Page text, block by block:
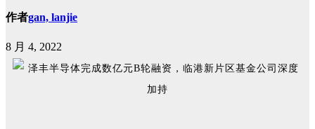
作者gan, lanjie
8 月 4, 2022